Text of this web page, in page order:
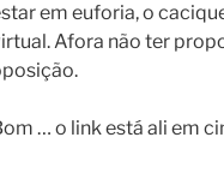
em euforia, o
Afora não ter
… o link está ali em